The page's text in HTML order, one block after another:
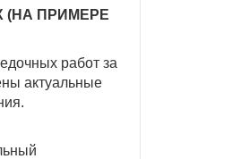
ПРИМЕРЕ
работ за
актуальные